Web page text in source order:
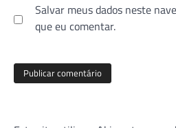
Salvar meus dados neste
que eu comentar.